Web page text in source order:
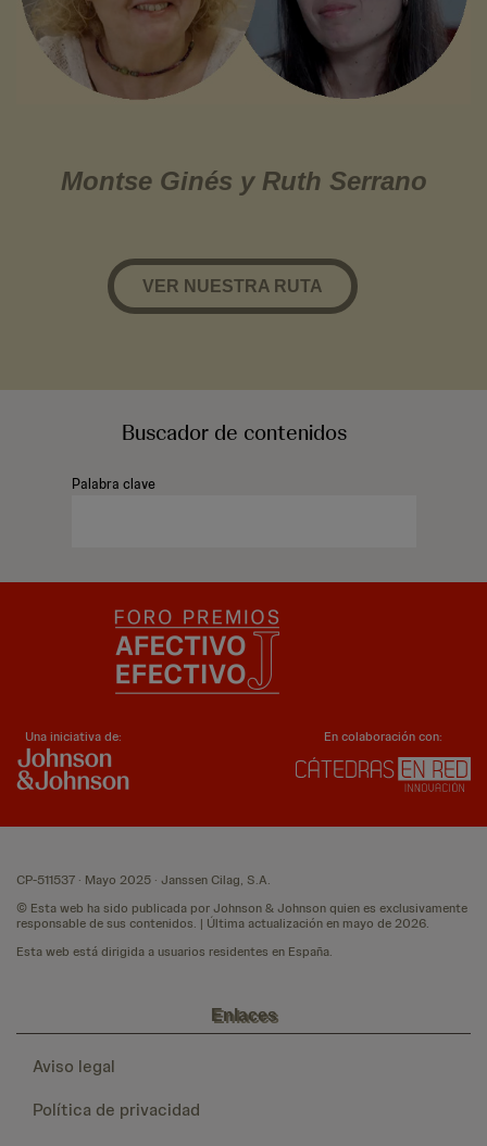
Montse Ginés y Ruth Serrano
VER NUESTRA RUTA
Palabra clave
Buscadorde contenidos
Una iniciativa de: En colaboración con:
CP-511537 · Mayo 2025 · Janssen Cilag, S.A.
© Esta web ha sido publicada por Johnson & Johnson quien es exclusivamente
responsable de sus contenidos. | Última actualización en mayo de 2026.
Esta web está dirigida a usuarios residentes en España.
Enlaces
Aviso legal
Política de privacidad